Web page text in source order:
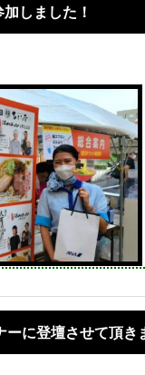
しました！
に登壇させて頂き